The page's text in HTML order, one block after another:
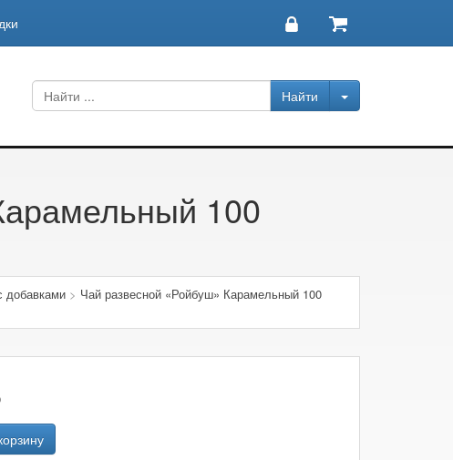
100
добавками> Чай развесной «Ройбуш» Карамельный 100